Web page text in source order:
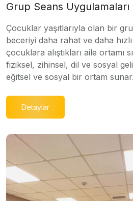
Grup Seans Uygulamaları
Çocuklar yaşıtlarıyla olan bir
beceriyi daha rahat ve daha
çocuklara alıştıkları aile ortamı
fiziksel, zihinsel, dil ve sosyal
eğitsel ve sosyal bir ortam sunar.
Detaylar